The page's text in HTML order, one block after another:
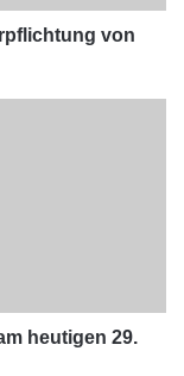
von
heutigen 29.